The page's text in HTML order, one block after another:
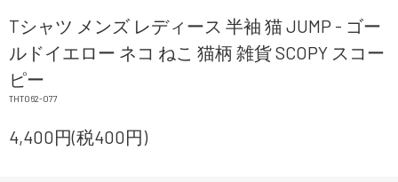
Tシャツ メンズ レディース 半袖 猫 JUMP - ゴー
ルドイエロー ネコ ねこ 猫柄 雑貨 SCOPY スコー
ピー
THT062-077
4,400円(税400円)